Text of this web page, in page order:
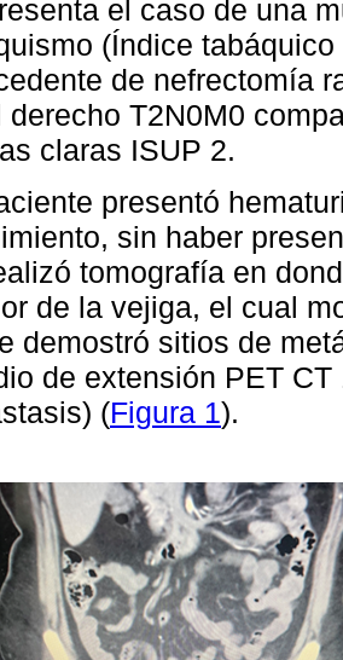
el caso de una
(Índice
de nefrectomía
derecho T2N0M0
claras ISUP 2.
presentó
sin haber
tomografía en
de la vejiga, el cual
demostró sitios de
de extensión PET
(Figura 1).